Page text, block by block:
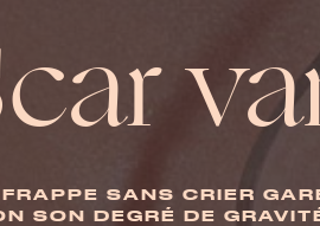
SANS CRIER
SON DEGRÉ DE